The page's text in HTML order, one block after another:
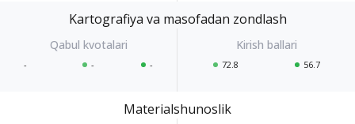
Kartografiya va masofadan zondlash
- - - 72.8 56.7
Materialshunoslik